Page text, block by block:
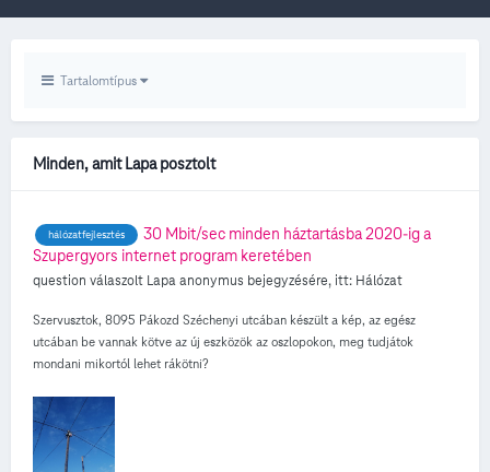
Tartalomtípus
Minden, amit Lapa posztolt
hálózatfejlesztés
30 Mbit/sec minden háztartásba 2020-ig a
Szupergyors internet program keretében
question válaszolt Lapaanonymus bejegyzésére, itt: Hálózat
Szervusztok, 8095 Pákozd Széchenyi utcában készült a kép, az egész
utcában be vannak kötve az új eszközök az oszlopokon, meg tudjátok
mondani mikortól lehet rákötni?